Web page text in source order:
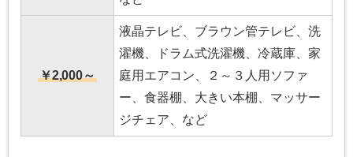
￥2,000～
液晶テレビ、ブラウン管テレビ、洗
濯機、ドラム式洗濯機、冷蔵庫、家
庭用エアコン、２～３人用ソファ
ー、食器棚、大きい本棚、マッサー
ジチェア、など